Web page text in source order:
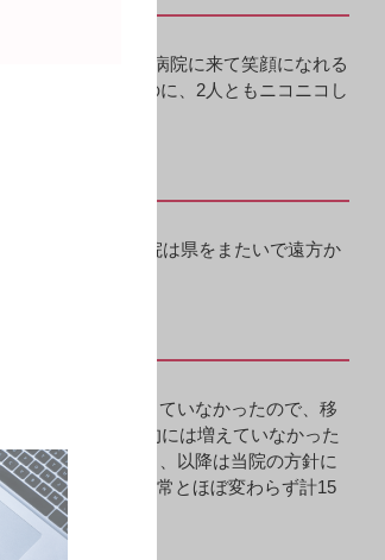
喜んでくれる。病院に来て笑顔になれる
いをしたはずなのに、2人ともニコニコし
すが（笑）、当院は県をまたいで遠方か
ています。
正体がよくわかっていなかったので、移
は感染者が爆発的には増えていなかった
と月半にとどまり、以降は当院の方針に
の腎移植件数は通常とほぼ変わらず計15